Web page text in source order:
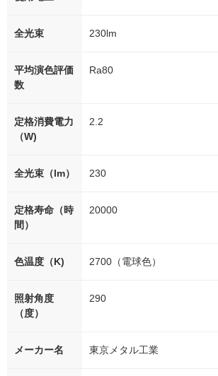
全光束 230lm
平均演色評価
数
Ra80
定格消費電力
（W)
2.2
全光束（lm） 230
定格寿命（時
間）
20000
色温度（K) 2700（電球色）
照射角度
（度）
290
メーカー名 東京メタル工業